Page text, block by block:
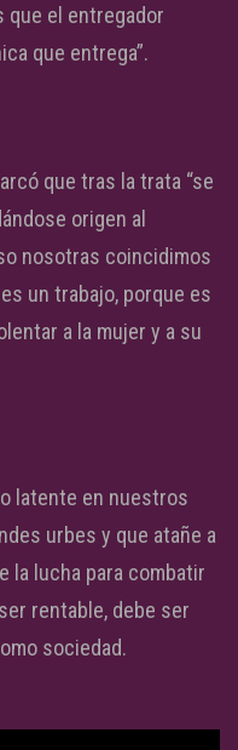
que el entregador
que entrega”.
que tras la trata “se
origen al
nosotras coincidimos
un trabajo, porque es
a la mujer y a su
latente en nuestros
urbes y que atañe a
la lucha para combatir
rentable, debe ser
sociedad.